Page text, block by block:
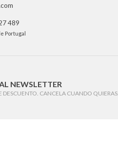
489
Portugal
NEWSLETTER
DESCUENTO. CANCELA CUANDO QUIERAS.